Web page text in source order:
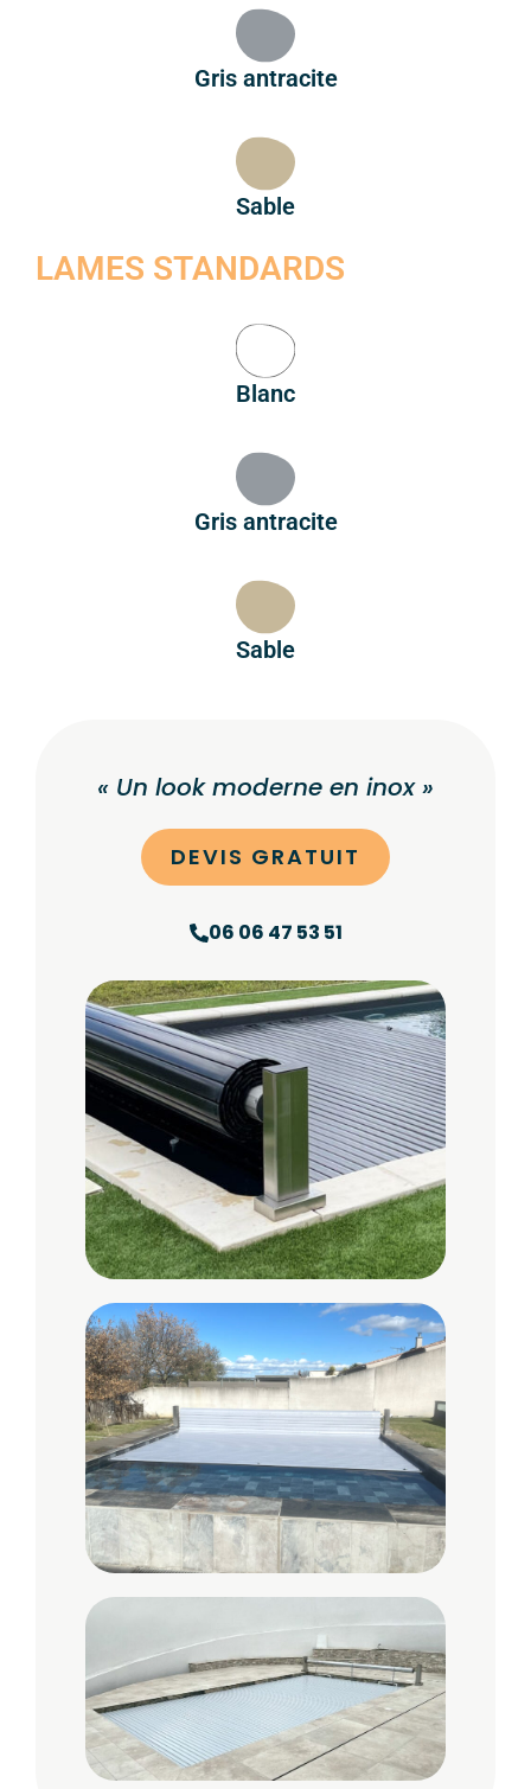
Gris antracite
Sable
LAMES STANDARDS
Blanc
Gris antracite
Sable
« Un look moderne en inox »
DEVIS GRATUIT
06 06 47 53 51